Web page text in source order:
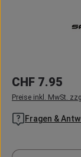
Regulärer Preis:
CHF 7.95
Preise inkl. MwSt.
Fragen &